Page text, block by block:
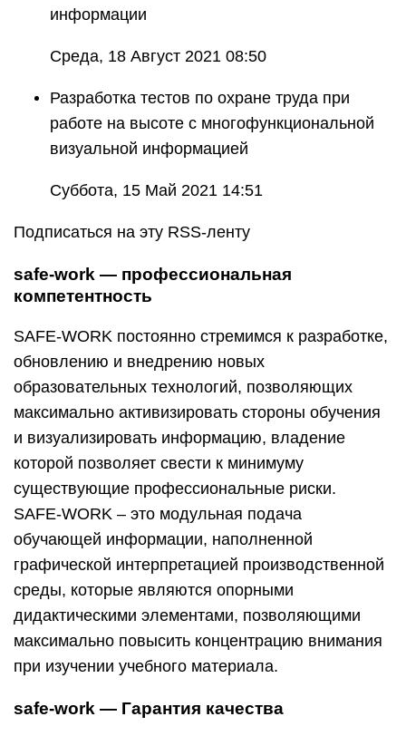
информации
Среда, 18 Август 2021 08:50
Разработка тестов по охране труда при
работе на высоте с многофункциональной
визуальной информацией
Суббота, 15 Май 2021 14:51
Подписаться на эту RSS-ленту
safe-work — профессиональная
компетентность
SAFE-WORK постоянно стремимся к разработке,
обновлению и внедрению новых
образовательных технологий, позволяющих
максимально активизировать стороны обучения
и визуализировать информацию, владение
которой позволяет свести к минимуму
существующие профессиональные риски.
SAFE-WORK – это модульная подача
обучающей информации, наполненной
графической интерпретацией производственной
среды, которые являются опорными
дидактическими элементами, позволяющими
максимально повысить концентрацию внимания
при изучении учебного материала.
safe-work — Гарантия качества